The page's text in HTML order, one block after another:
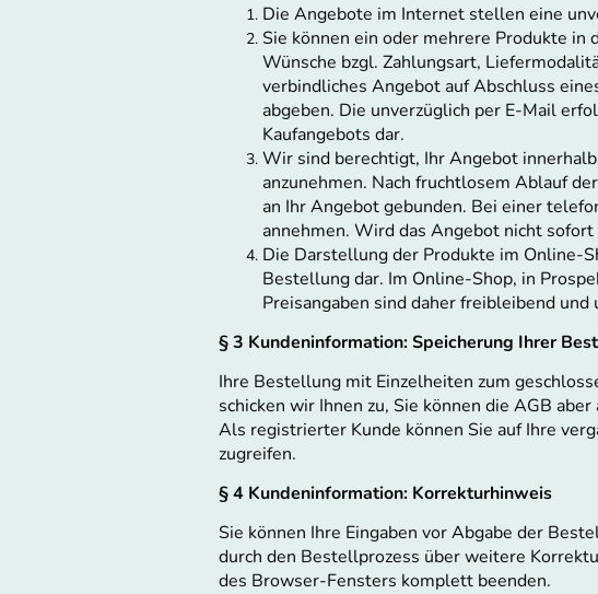
Die Angebote im Internet stellen eine
Sie können ein oder mehrere Produkte in
Wünsche bzgl. Zahlungsart,
verbindliches Angebot auf Abschluss
abgeben. Die unverzüglich per E-Mail
Kaufangebots dar.
Wir sind berechtigt, Ihr Angebot
anzunehmen. Nach fruchtlosem Ablauf
an Ihr Angebot gebunden. Bei einer
annehmen. Wird das Angebot nicht
Die Darstellung der Produkte im Online-
Bestellung dar. Im Online-Shop, in
Preisangaben sind daher freibleibend und
§ 3 Kundeninformation: Speicherung Ihrer
Ihre Bestellung mit Einzelheiten zum
schicken wir Ihnen zu, Sie können die AGB
Als registrierter Kunde können Sie auf Ihre
zugreifen.
§ 4 Kundeninformation: Korrekturhinweis
Sie können Ihre Eingaben vor Abgabe der
durch den Bestellprozess über weitere
des Browser-Fensters komplett beenden.